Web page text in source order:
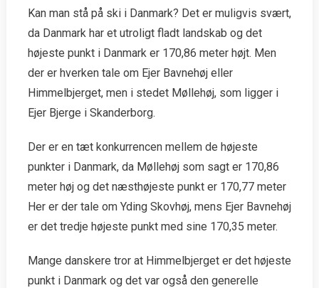
Kan man stå på ski i Danmark? Det er muligvis svært,
da Danmark har et utroligt fladt landskab og det
højeste punkt i Danmark er 170,86 meter højt. Men
der er hverken tale om Ejer Bavnehøj eller
Himmelbjerget, men i stedet Møllehøj, som ligger i
Ejer Bjerge i Skanderborg.
Der er en tæt konkurrencen mellem de højeste
punkter i Danmark, da Møllehøj som sagt er 170,86
meter høj og det næsthøjeste punkt er 170,77 meter
Her er der tale om Yding Skovhøj, mens Ejer Bavnehøj
er det tredje højeste punkt med sine 170,35 meter.
Mange danskere tror at Himmelbjerget er det højeste
punkt i Danmark og det var også den generelle